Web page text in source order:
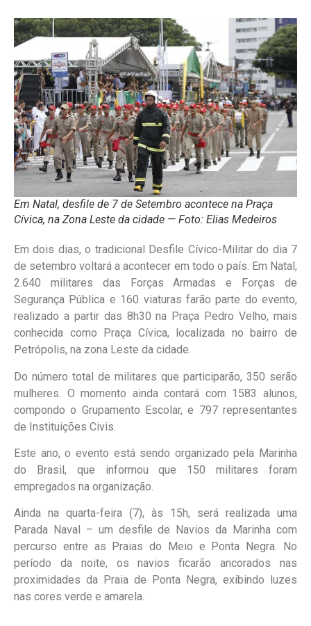
Em Natal, desfile de 7 de Setembro acontece na Praça
Cívica, na Zona Leste da cidade — Foto: Elias Medeiros
Em dois dias, o tradicional Desfile Cívico-Militar do dia 7
de setembro voltará a acontecer em todo o país. Em Natal,
2.640 militares das Forças Armadas e Forças de
Segurança Pública e 160 viaturas farão parte do evento,
realizado a partir das 8h30 na Praça Pedro Velho, mais
conhecida como Praça Cívica, localizada no bairro de
Petrópolis, na zona Leste da cidade.
Do número total de militares que participarão, 350 serão
mulheres. O momento ainda contará com 1583 alunos,
compondo o Grupamento Escolar, e 797 representantes
de Instituições Civis.
Este ano, o evento está sendo organizado pela Marinha
do Brasil, que informou que 150 militares foram
empregados na organização.
Ainda na quarta-feira (7), às 15h, será realizada uma
Parada Naval – um desfile de Navios da Marinha com
percurso entre as Praias do Meio e Ponta Negra. No
período da noite, os navios ficarão ancorados nas
proximidades da Praia de Ponta Negra, exibindo luzes
nas cores verde e amarela.